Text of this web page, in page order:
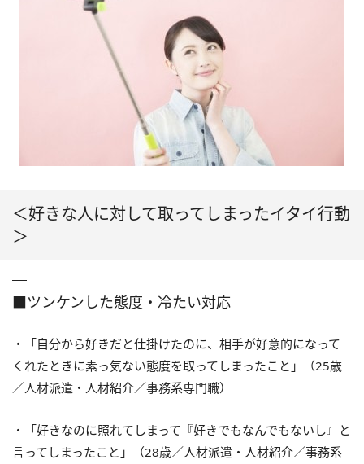
＜好きな人に対して取ってしまったイタイ行動
＞
■ツンケンした態度・冷たい対応
・「自分から好きだと仕掛けたのに、相手が好意的になって
くれたときに素っ気ない態度を取ってしまったこと」（25歳
／人材派遣・人材紹介／事務系専門職）
・「好きなのに照れてしまって『好きでもなんでもないし』と
言ってしまったこと」（28歳／人材派遣・人材紹介／事務系